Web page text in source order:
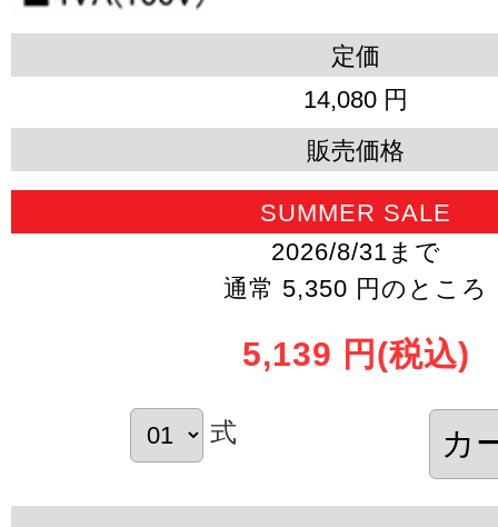
定価
14,080 円
販売価格
SUMMER SALE
2026/8/31まで
通常 5,350 円のところ
5,139 円 (税込)
式